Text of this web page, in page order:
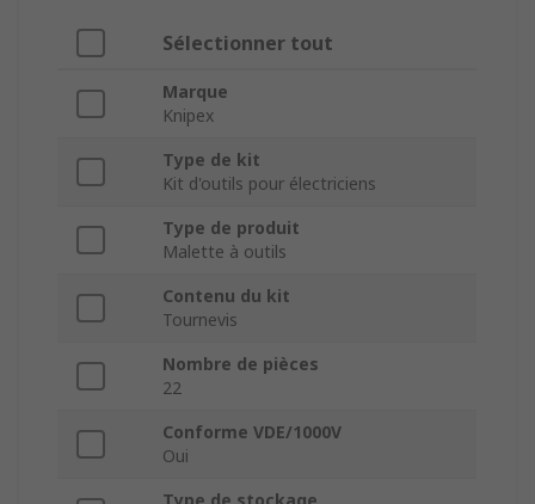
Sélectionner tout
Marque
Knipex
Type de kit
Kit d'outils pour électriciens
Type de produit
Malette à outils
Contenu du kit
Tournevis
Nombre de pièces
22
Conforme VDE/1000V
Oui